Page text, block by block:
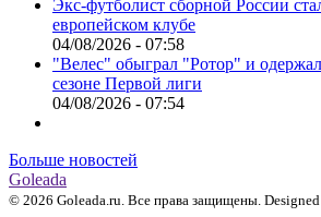
Экс-футболист сборной России
европейском клубе
04/08/2026 - 07:58
"Велес" обыграл "Ротор" и
сезоне Первой лиги
04/08/2026 - 07:54
Больше новостей
Goleada
© 2026 Goleada.ru. Все права защищены.